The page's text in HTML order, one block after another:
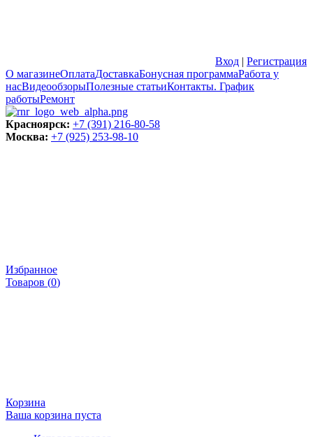
Вход | Регистрация
О магазинеОплатаДоставкаБонусная программаРабота у
насВидеообзорыПолезные статьиКонтакты. График
работыРемонт
Красноярск: +7 (391) 216-80-58
Москва: +7 (925) 253-98-10
Избранное
Товаров (0)
Корзина
Ваша корзина пуста